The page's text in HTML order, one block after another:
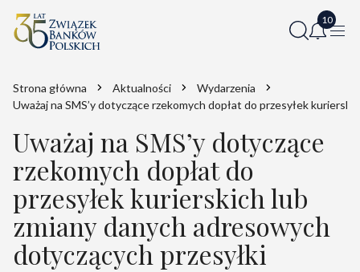
Strona główna Aktualności
Wydarzenia
Uważaj na SMS’y dotyczące rzekomych dopłat do przesyłek
Uważaj na SMS’y dotyczące
rzekomych dopłat do
przesyłek kurierskich lub
zmiany danych adresowych
dotyczących przesyłki